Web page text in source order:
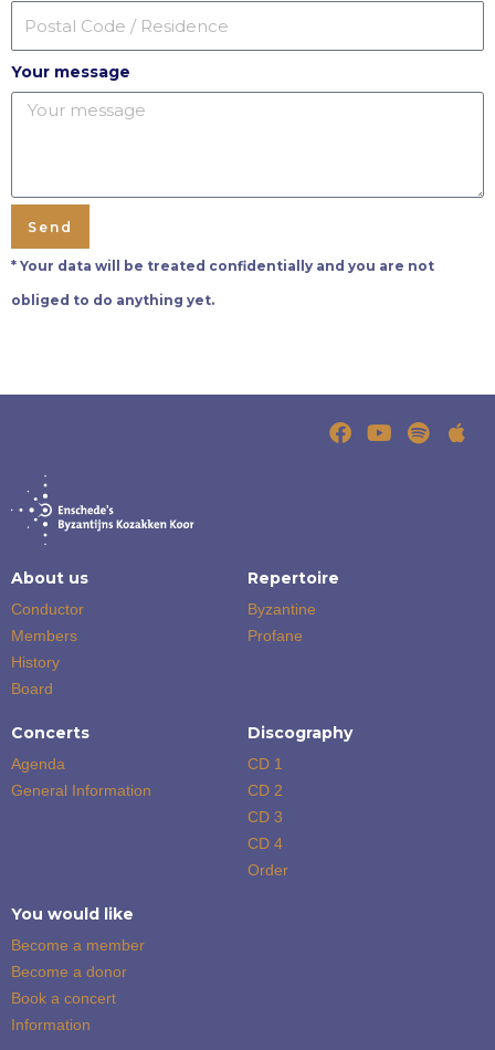
Your message
Send
* Your data will be treated confidentially and you are not
obliged to do anything yet.
About us
Conductor
Members
History
Board
Repertoire
Byzantine
Profane
Concerts
Agenda
General Information
Discography
CD 1
CD 2
CD 3
CD 4
Order
You would like
Become a member
Become a donor
Book a concert
Information